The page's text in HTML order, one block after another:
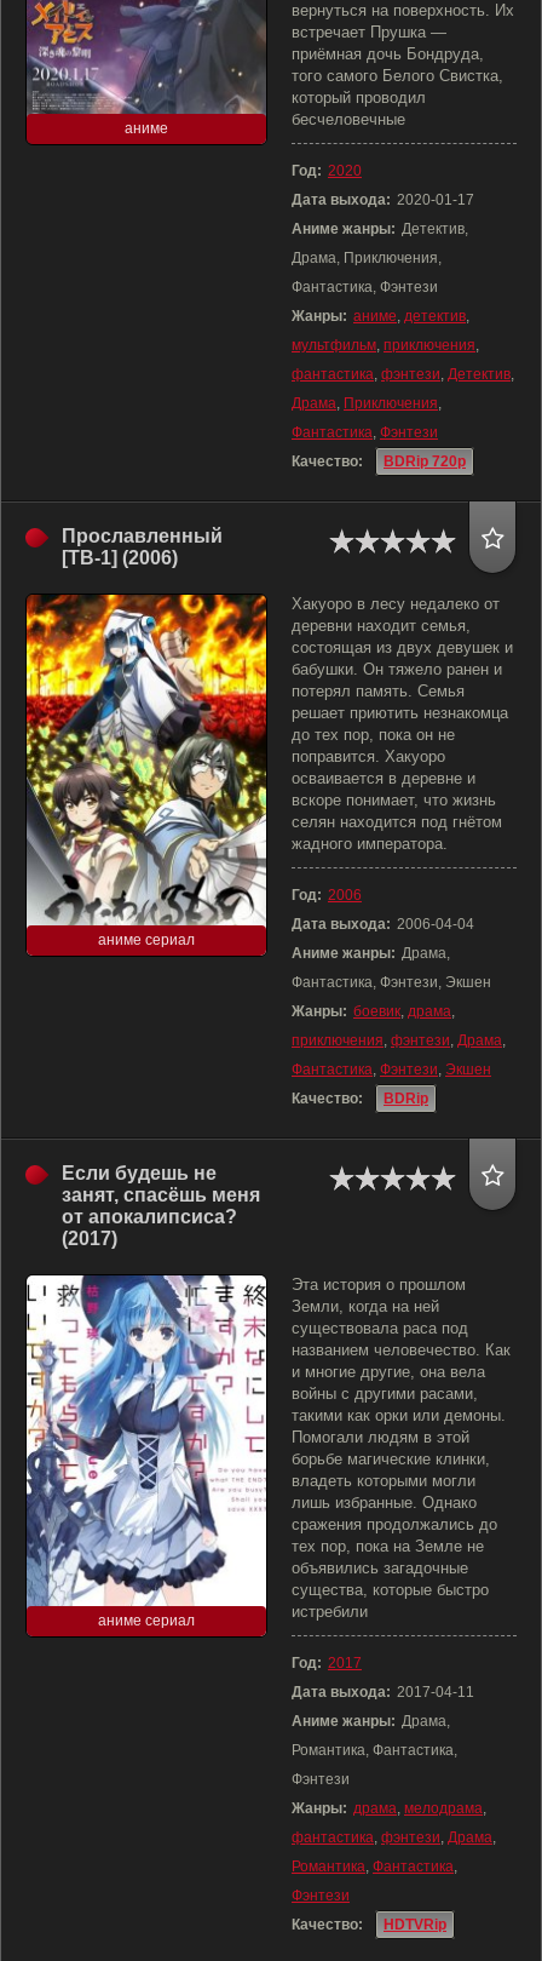
аниме
вернуться на поверхность. Их
встречает Прушка —
приёмная дочь Бондруда,
того самого Белого Свистка,
который проводил
бесчеловечные
Год: 2020
Дата выхода: 2020-01-17
Аниме жанры: Детектив,
Драма, Приключения,
Фантастика, Фэнтези
Жанры: аниме, детектив,
мультфильм, приключения,
фантастика, фэнтези, Детектив,
Драма, Приключения,
Фантастика, Фэнтези
Качество:
BDRip 720p
Прославленный
[ТВ-1] (2006)
аниме сериал
Хакуоро в лесу недалеко от
деревни находит семья,
состоящая из двух девушек и
бабушки. Он тяжело ранен и
потерял память. Семья
решает приютить незнакомца
до тех пор, пока он не
поправится. Хакуоро
осваивается в деревне и
вскоре понимает, что жизнь
селян находится под гнётом
жадного императора.
Год: 2006
Дата выхода: 2006-04-04
Аниме жанры: Драма,
Фантастика, Фэнтези, Экшен
Жанры: боевик, драма,
приключения, фэнтези, Драма,
Фантастика, Фэнтези, Экшен
Качество:
BDRip
Если будешь не
занят, спасёшь меня
от апокалипсиса?
(2017)
аниме сериал
Эта история о прошлом
Земли, когда на ней
существовала раса под
названием человечество. Как
и многие другие, она вела
войны с другими расами,
такими как орки или демоны.
Помогали людям в этой
борьбе магические клинки,
владеть которыми могли
лишь избранные. Однако
сражения продолжались до
тех пор, пока на Земле не
объявились загадочные
существа, которые быстро
истребили
Год: 2017
Дата выхода: 2017-04-11
Аниме жанры: Драма,
Романтика, Фантастика,
Фэнтези
Жанры: драма, мелодрама,
фантастика, фэнтези, Драма,
Романтика, Фантастика,
Фэнтези
Качество:
HDTVRip